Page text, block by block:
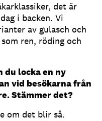
det är
i backen. Vi
av gulasch och
ren, röding och
du locka en ny
vid besökarna från
Stämmer det?
om det blir så.